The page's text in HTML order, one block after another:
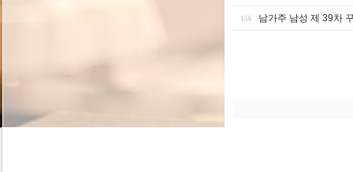
156 남가주 남성 제 39차